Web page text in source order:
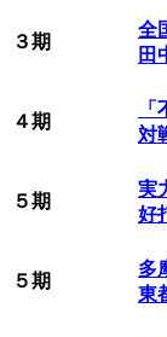
３期
全
田
４期
対
５期
実
好
５期
多
東